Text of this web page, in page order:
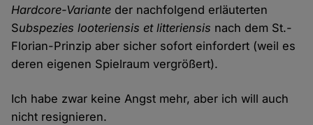
Hardcore-Variante der nachfolgend erläuterten
Subspezies looteriensis et litteriensis nach dem St.-
Florian-Prinzip aber sicher sofort einfordert (weil es
deren eigenen Spielraum vergrößert).
Ich habe zwar keine Angst mehr, aber ich will auch
nicht resignieren.